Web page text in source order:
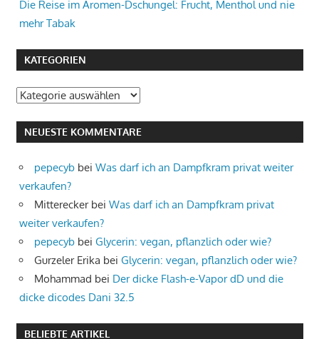
Die Reise im Aromen-Dschungel: Frucht, Menthol und nie
mehr Tabak
KATEGORIEN
Kategorien
NEUESTE KOMMENTARE
pepecyb bei Was darf ich an Dampfkram privat weiter
verkaufen?
Mittereckerbei Was darf ich an Dampfkram privat
weiter verkaufen?
pepecyb bei Glycerin: vegan, pflanzlich oder wie?
Gurzeler Erika bei Glycerin: vegan, pflanzlich oder wie?
Mohammad bei Der dicke Flash-e-Vapor dD und die
dicke dicodes Dani 32.5
BELIEBTE ARTIKEL